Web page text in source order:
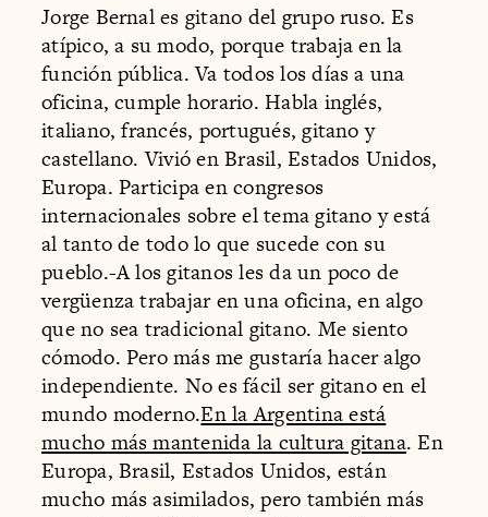
Jorge Bernal es gitano del grupo ruso. Es
atípico, a su modo, porque trabaja en la
función pública. Va todos los días a una
oficina, cumple horario. Habla inglés,
italiano, francés, portugués, gitano y
castellano. Vivió en Brasil, Estados Unidos,
Europa. Participa en congresos
internacionales sobre el tema gitano y está
al tanto de todo lo que sucede con su
pueblo.-A los gitanos les da un poco de
vergüenza trabajar en una oficina, en algo
que no sea tradicional gitano. Me siento
cómodo. Pero más me gustaría hacer algo
independiente. No es fácil ser gitano en el
mundo moderno.En la Argentina está
mucho más mantenida la cultura gitana. En
Europa, Brasil, Estados Unidos, están
mucho más asimilados, pero también más